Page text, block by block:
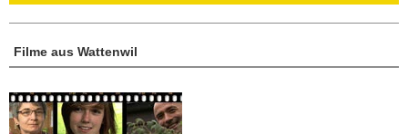
Filme aus Wattenwil